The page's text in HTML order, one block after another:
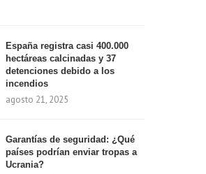
España registra casi 400.000
hectáreas calcinadas y 37
detenciones debido a los
incendios
agosto 21, 2025
Garantías de seguridad: ¿Qué
países podrían enviar tropas a
Ucrania?